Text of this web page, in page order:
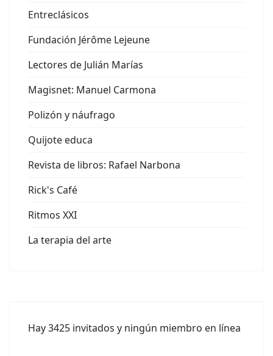
Entreclásicos
Fundación Jérôme Lejeune
Lectores de Julián Marías
Magisnet: Manuel Carmona
Polizón y náufrago
Quijote educa
Revista de libros: Rafael Narbona
Rick's Café
Ritmos XXI
La terapia del arte
Hay 3425 invitados y ningún miembro en línea